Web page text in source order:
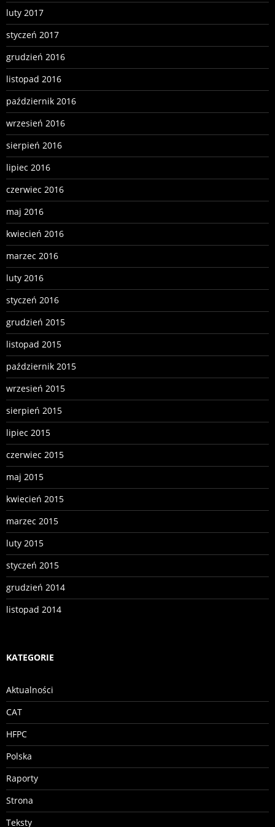
luty 2017
styczeń 2017
grudzień 2016
listopad 2016
październik 2016
wrzesień 2016
sierpień 2016
lipiec 2016
czerwiec 2016
maj 2016
kwiecień 2016
marzec 2016
luty 2016
styczeń 2016
grudzień 2015
listopad 2015
październik 2015
wrzesień 2015
sierpień 2015
lipiec 2015
czerwiec 2015
maj 2015
kwiecień 2015
marzec 2015
luty 2015
styczeń 2015
grudzień 2014
listopad 2014
KATEGORIE
Aktualności
CAT
HFPC
Polska
Raporty
Strona
Teksty